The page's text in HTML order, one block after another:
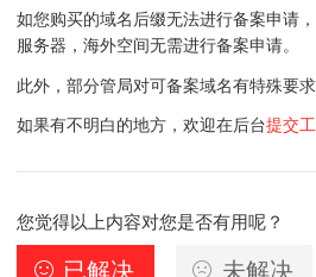
如您购买的域名后缀无法进行备案申请
服务器，海外空间无需进行备案申请。
此外，部分管局对可备案域名有特殊要求
如果有不明白的地方，欢迎在后台提交
您觉得以上内容对您是否有用呢？
已解决 未解决